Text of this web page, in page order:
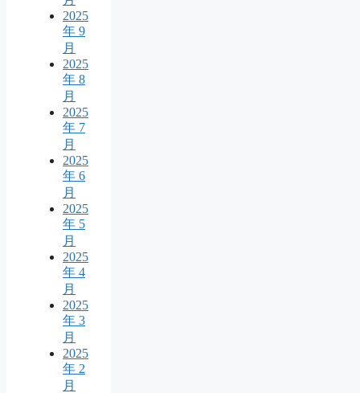
2025
年 9
月
2025
年 8
月
2025
年 7
月
2025
年 6
月
2025
年 5
月
2025
年 4
月
2025
年 3
月
2025
年 2
月